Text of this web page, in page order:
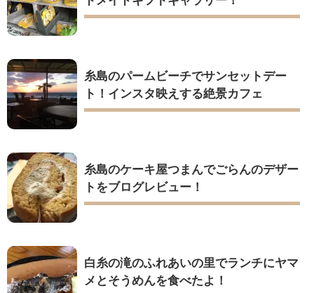
糸島のパームビーチでサンセットデー
ト！インスタ映えする絶景カフェ
糸島のケーキ屋つまんでごらんのデザー
トをブログレビュー！
白糸の滝のふれあいの里でランチにヤマ
メとそうめんを食べたよ！